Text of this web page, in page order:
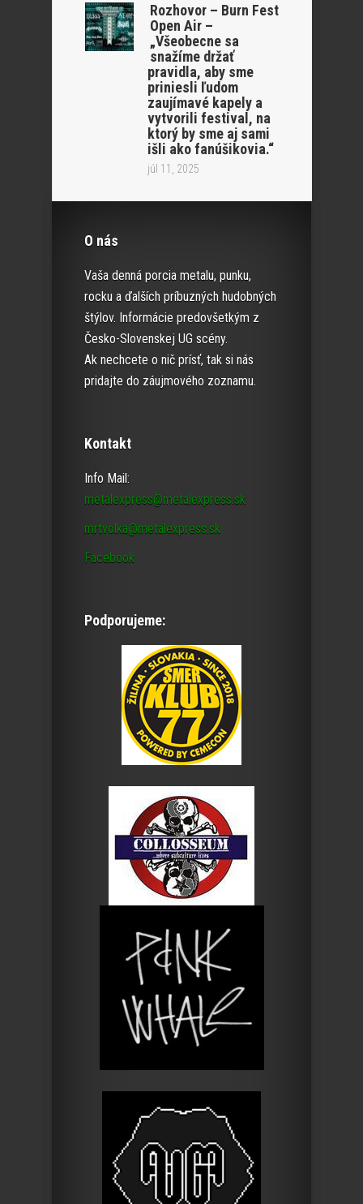
Rozhovor – Burn Fest
Open Air –
„Všeobecne sa
snažíme držať
pravidla, aby sme
priniesli ľudom
zaujímavé kapely a
vytvorili festival, na
ktorý by sme aj sami
išli ako fanúšikovia.“
júl 11, 2025
O nás
Vaša denná porcia metalu, punku,
rocku a ďalších príbuzných hudobných
štýlov. Informácie predovšetkým z
Česko-Slovenskej UG scény.
Ak nechcete o nič prísť, tak si nás
pridajte do záujmového zoznamu.
Kontakt
Info Mail:
metalexpress@metalexpress.sk
mrtvolka@metalexpress.sk
Facebook
Podporujeme: